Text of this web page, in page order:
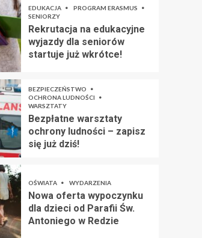
EDUKACJA
PROGRAM ERASMUS
SENIORZY
Rekrutacja na edukacyjne
wyjazdy dla seniorów
startuje już wkrótce!
BEZPIECZEŃSTWO
OCHRONA LUDNOŚCI
WARSZTATY
Bezpłatne warsztaty
ochrony ludności – zapisz
się już dziś!
OŚWIATA WYDARZENIA
Nowa oferta wypoczynku
dla dzieci od Parafii Św.
Antoniego w Redzie